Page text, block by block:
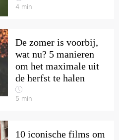
4 min
De zomer is voorbij,
wat nu? 5 manieren
om het maximale uit
de herfst te halen
5 min
10 iconische films om